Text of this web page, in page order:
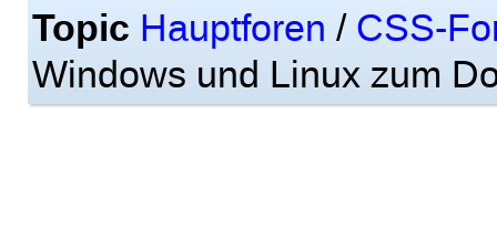
Topic Hauptforen / CSS-
Windows und Linux zum